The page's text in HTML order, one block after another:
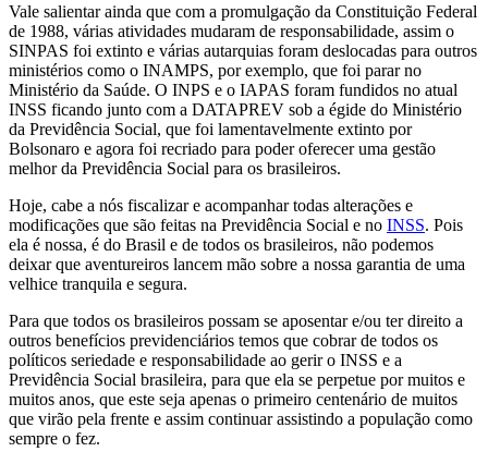
Vale salientar ainda que com a promulgação da Constituição Federal
de 1988, várias atividades mudaram de responsabilidade, assim o
SINPAS foi extinto e várias autarquias foram deslocadas para outros
ministérios como o INAMPS, por exemplo, que foi parar no
Ministério da Saúde. O INPS e o IAPAS foram fundidos no atual
INSS ficando junto com a DATAPREV sob a égide do Ministério
da Previdência Social, que foi lamentavelmente extinto por
Bolsonaro e agora foi recriado para poder oferecer uma gestão
melhor da Previdência Social para os brasileiros.
Hoje, cabe a nós fiscalizar e acompanhar todas alterações e
modificações que são feitas na Previdência Social e no INSS. Pois
ela é nossa, é do Brasil e de todos os brasileiros, não podemos
deixar que aventureiros lancem mão sobre a nossa garantia de uma
velhice tranquila e segura.
Para que todos os brasileiros possam se aposentar e/ou ter direito a
outros benefícios previdenciários temos que cobrar de todos os
políticos seriedade e responsabilidade ao gerir o INSS e a
Previdência Social brasileira, para que ela se perpetue por muitos e
muitos anos, que este seja apenas o primeiro centenário de muitos
que virão pela frente e assim continuar assistindo a população como
sempre o fez.